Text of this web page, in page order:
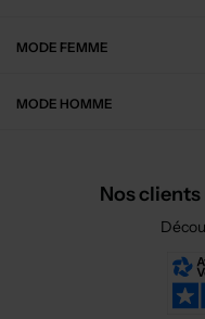
MODE FEMME
MODE HOMME
Nos